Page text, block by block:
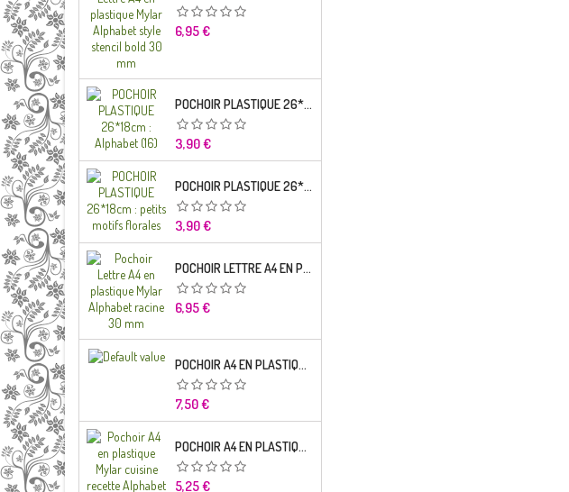
Prix
6,95 €
POCHOIR PLASTIQUE 26*18CM : ALPHABET (16)
Prix
3,90 €
POCHOIR PLASTIQUE 26*18CM : PETITS MOTIFS FLORALES
Prix
3,90 €
POCHOIR LETTRE A4 EN PLASTIQUE MYLAR ALPHABET RACINE 30 MM
Prix
6,95 €
POCHOIR A4 EN PLASTIQUE MYLAR ALPHABET LETTRE TYPO SEGOE 25 MM
Prix
7,50 €
POCHOIR A4 EN PLASTIQUE MYLAR CUISINE RECETTE ALPHABET LETTRE 15 MM
Prix
5,25 €